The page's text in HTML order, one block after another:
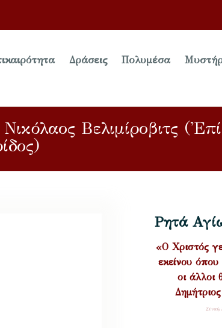
Δράσεις Πολυμέσα
Βελιμίροβιτς
Ρητά
«Ο Χριστός
εκείνου όπου
οι άλλοι
Σύναξη